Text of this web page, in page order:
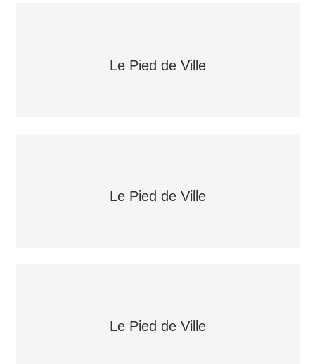
Le Pied de Ville
Le Pied de Ville
Le Pied de Ville